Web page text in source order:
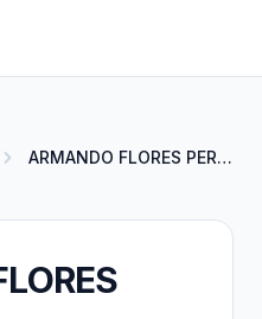
ARMANDO FLORES PEREZ